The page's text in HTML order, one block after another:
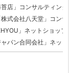
店」コンサルティング
式会社八天堂」コン
」ネットショップ
パン合同会社」ネッ